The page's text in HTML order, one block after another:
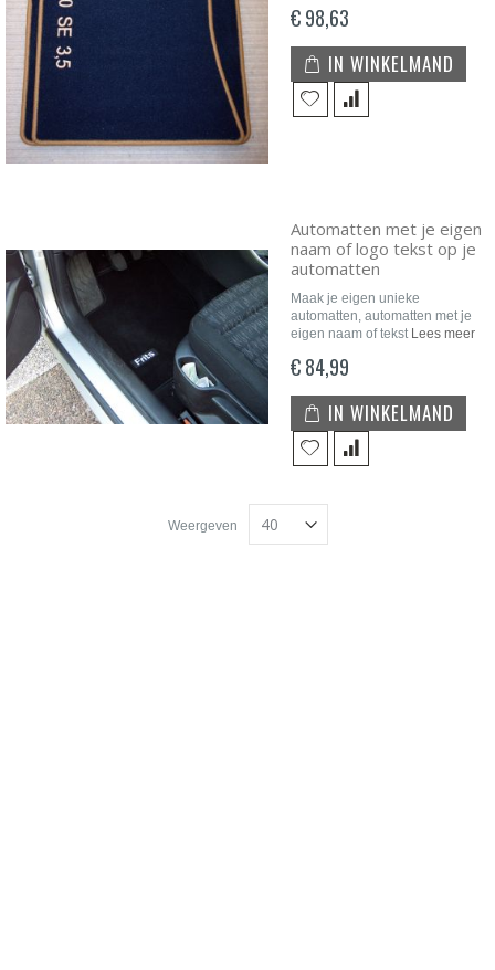
€ 98,63
IN WINKELMAND
Automatten met je eigen
naam of logo tekst op je
automatten
Maak je eigen unieke
automatten, automatten met je
eigen naam of tekst Lees meer
€ 84,99
IN WINKELMAND
Weergeven